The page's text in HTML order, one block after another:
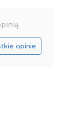
opinie